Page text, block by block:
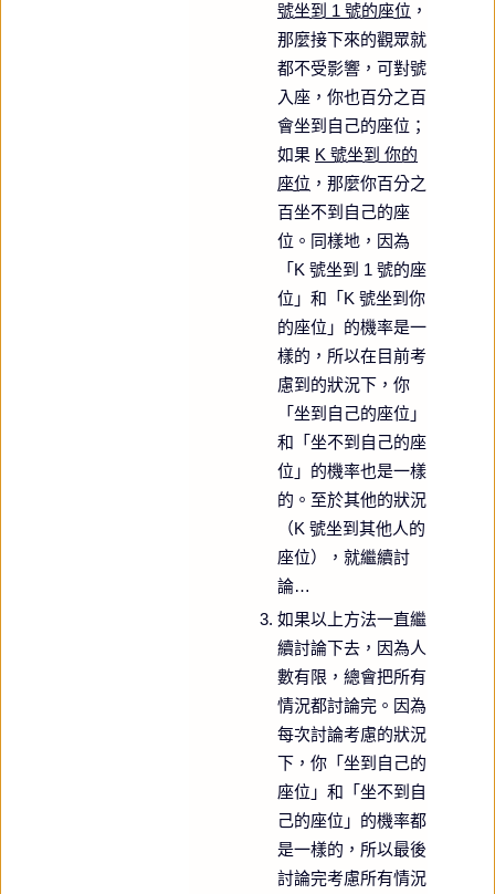
號坐到 1 號的座位 ，
那麼接下來的觀眾就
都不受影響，可對號
入座，你也百分之百
會坐到自己的座位；
如果 K 號坐到 你的
座位 ，那麼你百分之
百坐不到自己的座
位。同樣地，因為
「K 號坐到 1 號的座
位」和「K 號坐到你
的座位」的機率是一
樣的，所以在目前考
慮到的狀況下，你
「坐到自己的座位」
和「坐不到自己的座
位」的機率也是一樣
的。至於其他的狀況
（K 號坐到其他人的
座位），就繼續討
論…
如果以上方法一直繼
續討論下去，因為人
數有限，總會把所有
情況都討論完。因為
每次討論考慮的狀況
下，你「坐到自己的
座位」和「坐不到自
己的座位」的機率都
是一樣的，所以最後
討論完考慮所有情況